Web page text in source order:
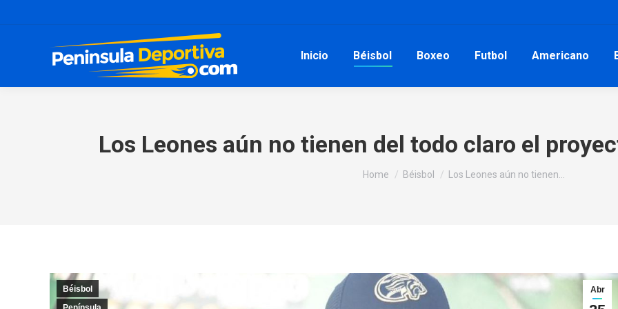
Inicio Béisbol Boxeo Futbol Americano
Los Leones aún no tienen del todo claro el
You are here:
Home Béisbol Los Leones aún no tienen…
Abr
Béisbol